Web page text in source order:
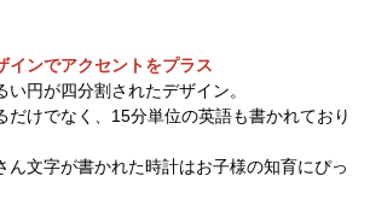
インでアクセントをプラス
円が四分割されたデザイン。
だけでなく、15分単位の英語も書かれており
ん文字が書かれた時計はお子様の知育にぴっ